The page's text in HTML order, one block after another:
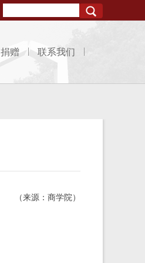
捐赠 联系我们
（来源：商学院）